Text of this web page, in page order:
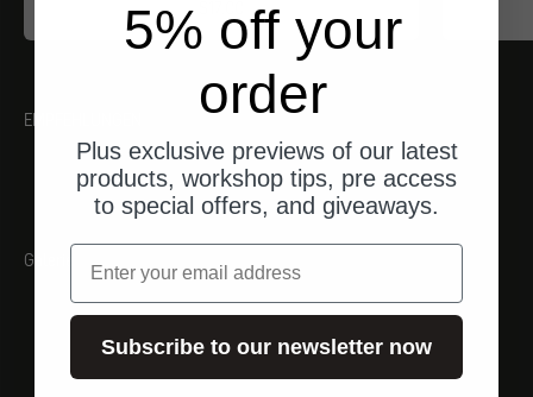
Angebot
EMPFEHLUNGEN
Galerie
5% off your
order
Plus exclusive previews of our latest
products, workshop tips, pre access
to special offers, and giveaways.
Email
Subscribe to our newsletter now